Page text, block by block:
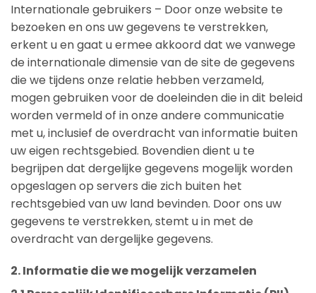
Internationale gebruikers – Door onze website te
bezoeken en ons uw gegevens te verstrekken,
erkent u en gaat u ermee akkoord dat we vanwege
de internationale dimensie van de site de gegevens
die we tijdens onze relatie hebben verzameld,
mogen gebruiken voor de doeleinden die in dit beleid
worden vermeld of in onze andere communicatie
met u, inclusief de overdracht van informatie buiten
uw eigen rechtsgebied. Bovendien dient u te
begrijpen dat dergelijke gegevens mogelijk worden
opgeslagen op servers die zich buiten het
rechtsgebied van uw land bevinden. Door ons uw
gegevens te verstrekken, stemt u in met de
overdracht van dergelijke gegevens.
2. Informatie die we mogelijk verzamelen